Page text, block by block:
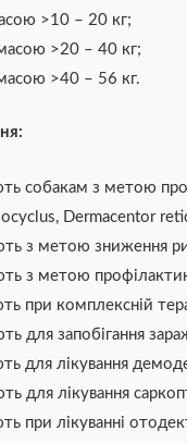
>10 – 20 кг;
>20 – 40 кг;
>40 – 56 кг.
собакам з метою
Dermacentor
з метою зниження
з метою
при комплексній
для запобігання
для лікування
для лікування
при лікуванні